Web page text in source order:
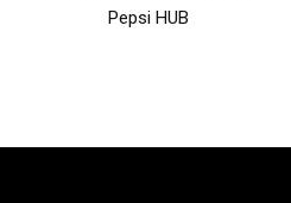
Pepsi HUB